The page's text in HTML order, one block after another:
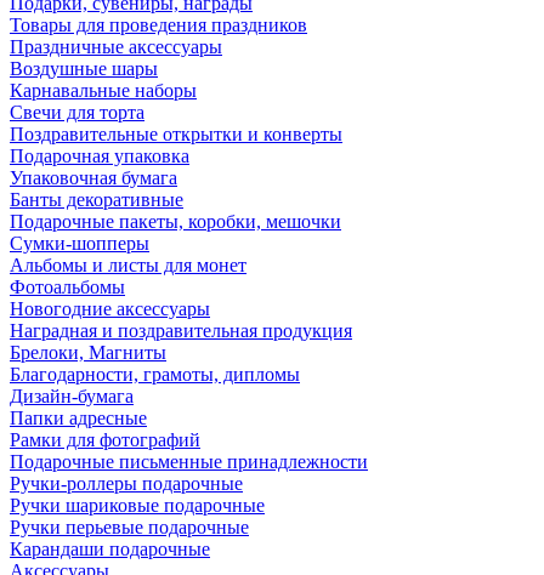
Товары для проведения праздников
Праздничные аксессуары
Воздушные шары
Карнавальные наборы
Свечи для торта
Поздравительные открытки и конверты
Подарочная упаковка
Упаковочная бумага
Банты декоративные
Подарочные пакеты, коробки, мешочки
Сумки-шопперы
Альбомы и листы для монет
Фотоальбомы
Новогодние аксессуары
Наградная и поздравительная продукция
Брелоки, Магниты
Благодарности, грамоты, дипломы
Дизайн-бумага
Папки адресные
Рамки для фотографий
Подарочные письменные принадлежности
Ручки-роллеры подарочные
Ручки шариковые подарочные
Ручки перьевые подарочные
Карандаши подарочные
Аксессуары